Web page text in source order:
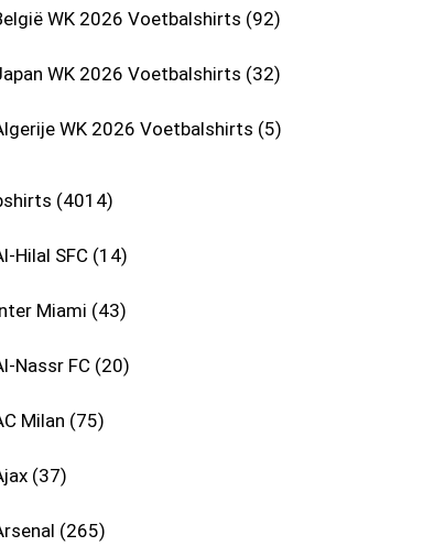
WK 2026 Voetbalshirts 92
WK 2026 Voetbalshirts 32
WK 2026 Voetbalshirts 5
4014
Hilal SFC 14
Miami 43
Nassr FC 20
Milan 75
37
265